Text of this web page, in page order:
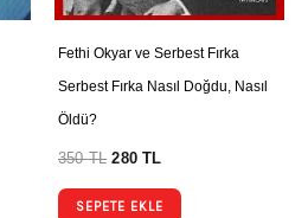
Fethi Okyar ve Serbest Fırka
Serbest Fırka Nasıl Doğdu, Nasıl
Öldü?
350TL 280TL
SEPETE EKLE